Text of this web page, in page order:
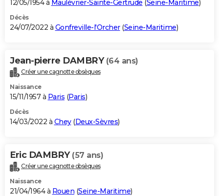
12/05/1954 à Maulévrier-Sainte-Gertrude (Seine-Maritime)
Décès
24/07/2022 à Gonfreville-l'Orcher(Seine-Maritime)
Jean-pierre DAMBRY (64 ans)
Créer une cagnotte obsèques
Naissance
15/11/1957 à Paris (Paris)
Décès
14/03/2022 à Chey(Deux-Sèvres)
Eric DAMBRY (57 ans)
Créer une cagnotte obsèques
Naissance
21/04/1964 à Rouen (Seine-Maritime)